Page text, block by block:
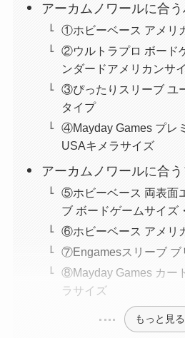
アーカムノワールに合
①ホビーベース アメリ
②ウルトラプロ ボード
ンダードアメリカンサ
③ぴったりスリーブ ユ
タイプ
④Mayday Games プレ
USAキメラサイズ
アーカムノワールに合
⑤ホビーベース 両表面
ブ ボードゲームサイズ
⑥ホビーベース アメリ
⑦Engamesスリーブ ブ
⑧Mayday Games カー
ラサイズ
もっと見る